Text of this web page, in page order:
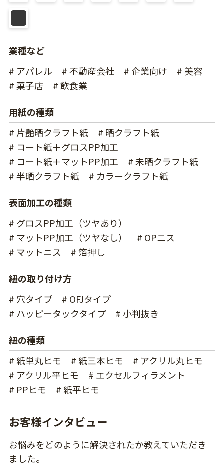
業種など
# アパレル
# 不動産会社 # 企業向け
# 美容
# 菓子店
# 飲食業
用紙の種類
# 片艶晒クラフト紙
# 晒クラフト紙
# コート紙＋グロスPP加工
# コート紙＋マットPP加工
# 未晒クラフト紙
# 半晒クラフト紙
# カラークラフト紙
表面加工の種類
# グロスPP加工（ツヤあり）
# マットPP加工（ツヤなし）
# OPニス
# マットニス
# 箔押し
紐の取り付け方
# 穴タイプ
# OFJタイプ
# ハッピータックタイプ
# 小判抜き
紐の種類
# 紙単丸ヒモ
# 紙三本ヒモ
# アクリル丸ヒモ
# アクリル平ヒモ
# エクセルフィラメント
# PPヒモ
# 紙平ヒモ
お客様インタビュー
お悩みをどのように解決されたか教えていただき
ました。